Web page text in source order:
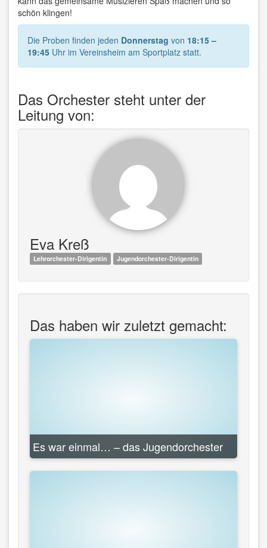
schön klingen!
Die Proben finden jeden Donnerstag von 18:15 –
19:45 Uhr im Vereinsheim am Sportplatz statt.
Das Orchester steht unter der
Leitung von:
Eva Kreß
Lehrorchester-Dirigentin Jugendorchester-Dirigentin
Das haben wir zuletzt gemacht:
Es war einmal… – das Jugendorchester
des Musikverein Germania Somborn auf